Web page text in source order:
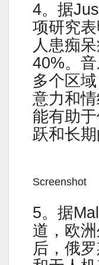
4。据
项研究
人患痴
40%。
多个区
意力和
能有助
跃和长期
Screenshot
5。据
道，欧
后，俄